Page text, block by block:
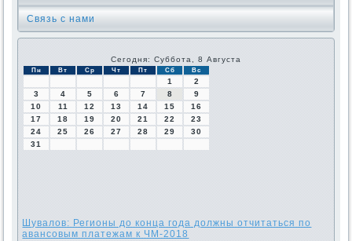
Связь с нами
Сегодня: Суббота, 8 Августа
Пн Вт Ср Чт Пт Сб Вс
1
2
3
4 5 6 7 8
9
10
11 12 13 14 15
16
17
18 19 20 21 22
23
24
25 26 27 28 29
30
31
Шувалов: Регионы до конца года должны отчитаться по
авансовым платежам к ЧМ-2018